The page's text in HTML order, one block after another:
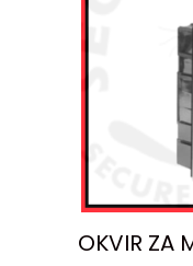
OKVIR ZA